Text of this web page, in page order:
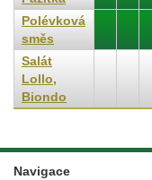
Polévková
směs
Salát
Lollo,
Biondo
Navigace